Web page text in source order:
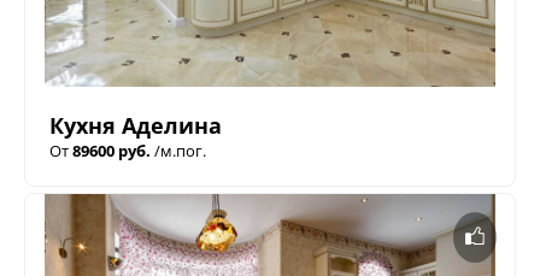
Кухня Аделина
От89600 руб. /м.пог.